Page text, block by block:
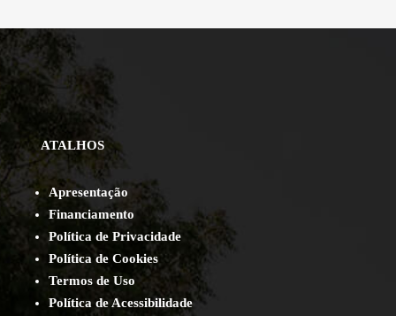
ATALHOS
Apresentação
Financiamento
Política de Privacidade
Política de Cookies
Termos de Uso
Política de Acessibilidade